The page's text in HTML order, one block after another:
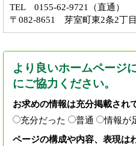
TEL 0155-62-9721（直通）
〒082-8651 芽室町東2条2丁
より良いホームページ
にご協力ください。
お求めの情報は充分掲載され
充分だった
普通
情報が
ページの構成や内容、表現は